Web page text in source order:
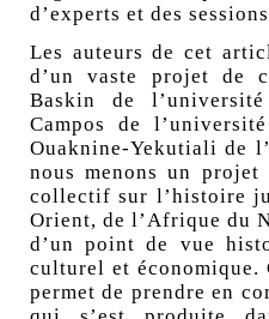
d’experts et des
Les auteurs de cet
d’un vaste projet de
Baskin de
Campos de
Ouaknine-Yekutiali de
nous menons un projet
collectif sur l’histoire
Orient, de l’Afrique du
d’un point de vue
culturel et économique.
permet de prendre en